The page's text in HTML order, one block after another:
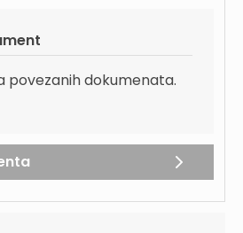
povezanih dokumenata.